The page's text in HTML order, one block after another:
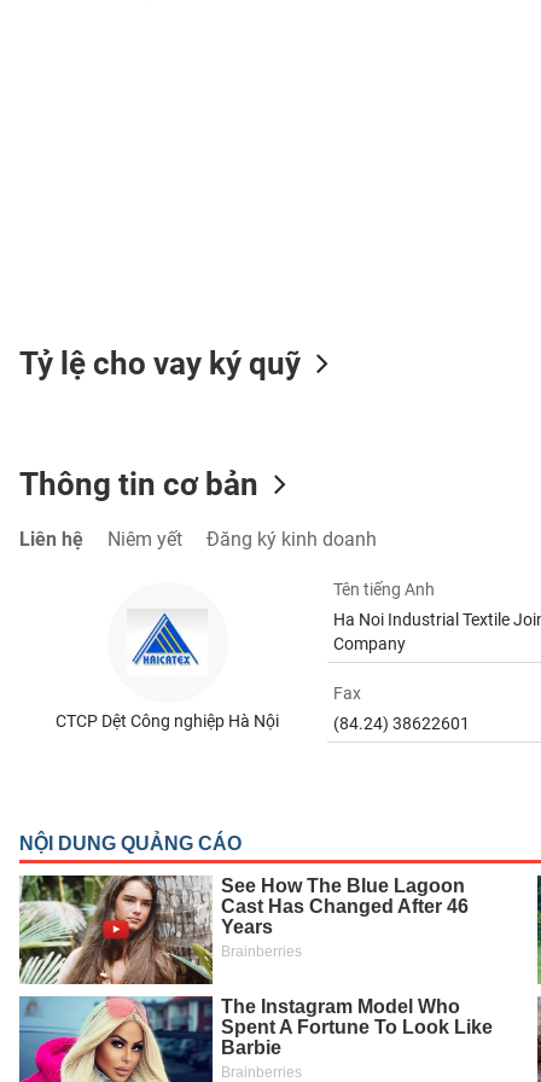
Tỷ lệ cho vay ký quỹ
Thông tin cơ bản
Liên hệ Niêm yết Đăng ký kinh doanh
CTCP Dệt Công nghiệp Hà Nội
Tên tiếng Anh
Ha Noi Industrial Textile
Company
Fax
(84.24) 38622601
DÙNG
THIẾT
CHĂM
TÀI
CÔNG
NGHỆ
THÔNG
TIN
DỊCH